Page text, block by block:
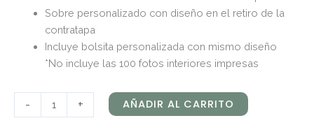
Sobre personalizado con diseño en el retiro de la
contratapa
Incluye bolsita personalizada con mismo diseño
*No incluye las 100 fotos interiores impresas
- + AÑADIR AL CARRITO